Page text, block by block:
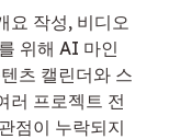
요 작성, 비디오
위해 AI 마인
츠 캘린더와 스
러 프로젝트 전
점이 누락되지